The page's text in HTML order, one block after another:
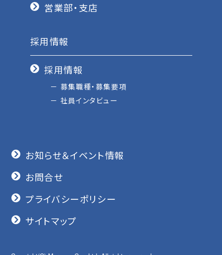
営業部・支店
採用情報
採用情報
募集職種・募集要項
社員インタビュー
お知らせ＆イベント情報
お問合せ
プライバシーポリシー
サイトマップ